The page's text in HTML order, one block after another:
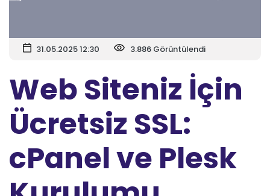
31.05.2025 12:30 3.886 Görüntülendi
Web Siteniz İçin
Ücretsiz SSL:
cPanel ve Plesk